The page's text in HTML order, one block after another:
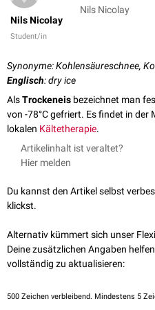
Nils Nicolay
Student/in
Nils Nicolay
Synonyme: Kohlensäureschnee,
Englisch: dry ice
AlsTrockeneis bezeichnet man
von -78°C gefriert. Es findet in der
lokalen Kältetherapie.
Artikelinhalt ist veraltet?
Hier melden
Du kannst den Artikel selbst
klickst.
Alternativ kümmert sich unser
Deine zusätzlichen Angaben
vollständig zu aktualisieren:
500 Zeichen verbleibend. Mindestens 5